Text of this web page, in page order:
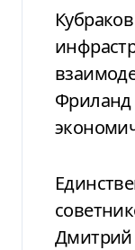
Фриланд
Дмитрий